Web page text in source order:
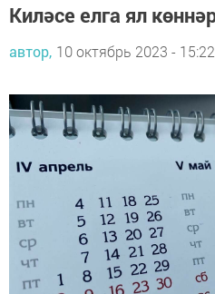
Киләсе елга ял
автор, 10 октябрь 2023 - 15:22